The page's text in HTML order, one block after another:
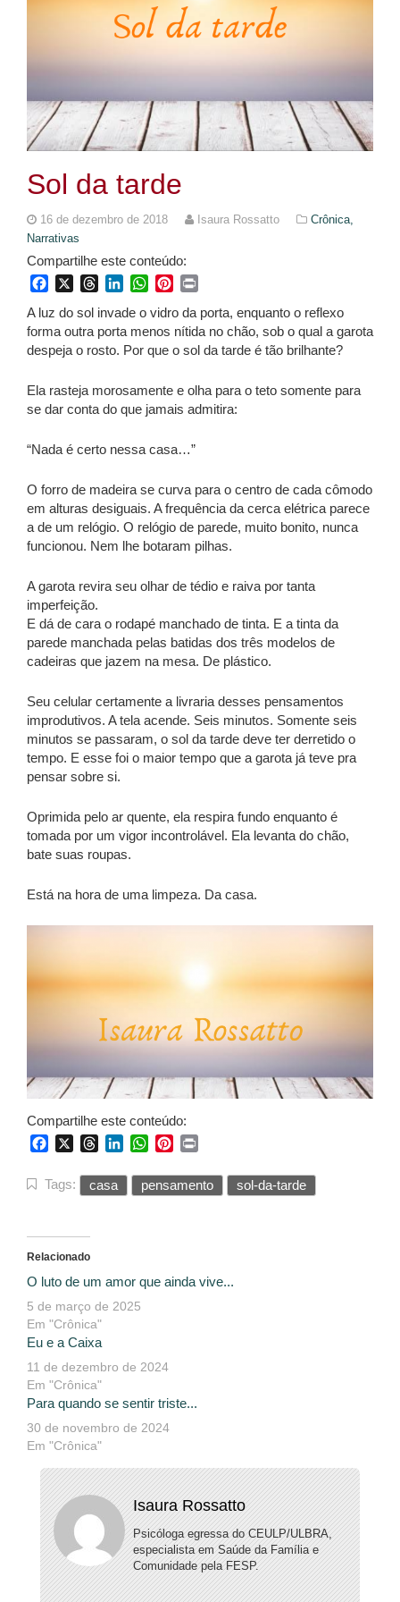
Sol da tarde
16 de dezembro de 2018 Isaura Rossatto
Crônica,
Narrativas
Compartilhe este conteúdo:
FacebookThreadsLinkedInWhatsApp
Pinterest
A luz do sol invade o vidro da porta, enquanto o reflexo
forma outra porta menos nítida no chão, sob o qual a garota
despeja o rosto. Por que o sol da tarde é tão brilhante?
Ela rasteja morosamente e olha para o teto somente para
se dar conta do que jamais admitira:
“Nada é certo nessa casa…”
O forro de madeira se curva para o centro de cada cômodo
em alturas desiguais. A frequência da cerca elétrica parece
a de um relógio. O relógio de parede, muito bonito, nunca
funcionou. Nem lhe botaram pilhas.
A garota revira seu olhar de tédio e raiva por tanta
imperfeição.
E dá de cara o rodapé manchado de tinta. E a tinta da
parede manchada pelas batidas dos três modelos de
cadeiras que jazem na mesa. De plástico.
Seu celular certamente a livraria desses pensamentos
improdutivos. A tela acende. Seis minutos. Somente seis
minutos se passaram, o sol da tarde deve ter derretido o
tempo. E esse foi o maior tempo que a garota já teve pra
pensar sobre si.
Oprimida pelo ar quente, ela respira fundo enquanto é
tomada por um vigor incontrolável. Ela levanta do chão,
bate suas roupas.
Está na hora de uma limpeza. Da casa.
Compartilhe este conteúdo:
FacebookThreadsLinkedInWhatsApp
Pinterest
Tags: casa pensamento sol-da-tarde
Relacionado
O luto de um amor que ainda vive...
5 de março de 2025
Em "Crônica"
Eu e a Caixa
11 de dezembro de 2024
Em "Crônica"
Para quando se sentir triste...
30 de novembro de 2024
Em "Crônica"
Isaura Rossatto
Psicóloga egressa do CEULP/ULBRA,
especialista em Saúde da Família e
Comunidade pela FESP.